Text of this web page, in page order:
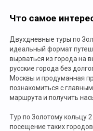
Что самое
Двухдневные туры по
идеальный формат
вырваться из города на
русские города без
Москвы и продуманная
познакомиться с
маршрута и получить
Тур по Золотому кольцу
посещение таких